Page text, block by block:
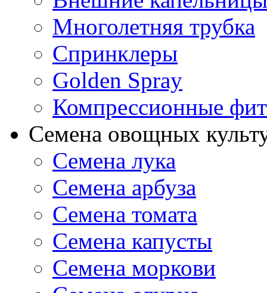
Многолетняя трубка
Спринклеры
Golden Spray
Компрессионные
Семена овощных
Семена лука
Семена арбуза
Семена томата
Семена капусты
Семена моркови